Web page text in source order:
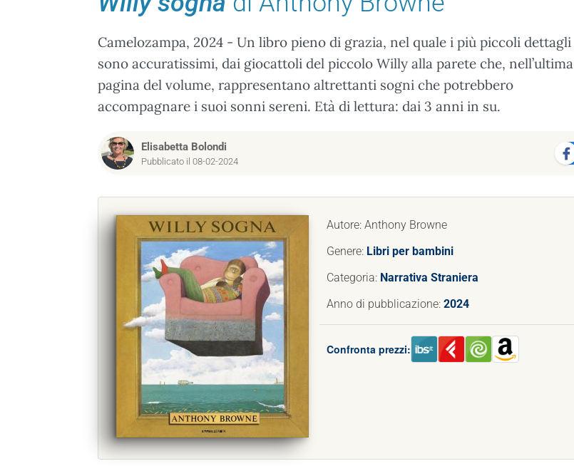
Camelozampa, 2024 - Un libro pieno di grazia, nel quale i più piccoli dettagli
sono accuratissimi, dai giocattoli del piccolo Willy alla parete che, nell’ultima
pagina del volume, rappresentano altrettanti sogni che potrebbero
accompagnare i suoi sonni sereni. Età di lettura: dai 3 anni in su.
Elisabetta Bolondi
Pubblicato il 08-02-2024
Autore: Anthony Browne
Genere: Libri per bambini
Categoria: Narrativa Straniera
Anno di pubblicazione: 2024
Confronta prezzi: